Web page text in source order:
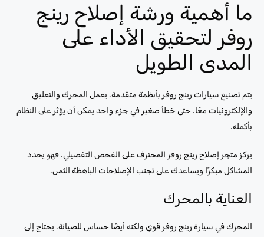
ما أهمية ورشة إصلاح رينج
روفر لتحقيق الأداء على
المدى الطويل
يتم تصنيع سيارات رينج روفر بأنظمة متقدمة. يعمل المحرك والتعليق
والإلكترونيات معًا. حتى خطأ صغير في جزء واحد يمكن أن يؤثر على النظام
بأكمله.
يركز متجر إصلاح رينج روفر المحترف على الفحص التفصيلي. فهو يحدد
المشاكل مبكرًا ويساعدك على تجنب الإصلاحات الباهظة الثمن.
العناية بالمحرك
المحرك في سيارة رينج روفر قوي ولكنه أيضًا حساس للصيانة. يحتاج إلى